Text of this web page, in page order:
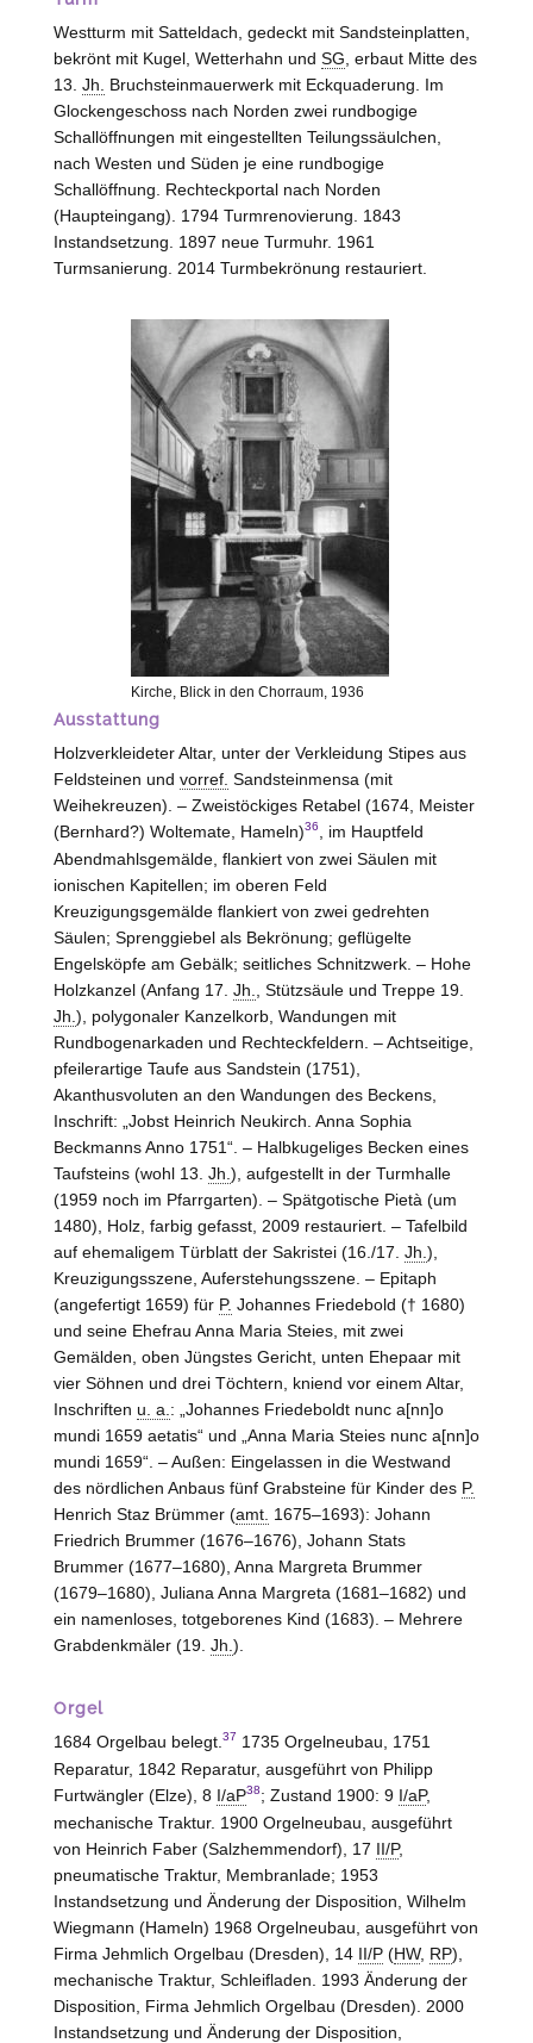
Westturm mit Satteldach, gedeckt mit Sandsteinplatten,
bekrönt mit Kugel, Wetterhahn und SG , erbaut Mitte des
13. Jh.
Bruchsteinmauerwerk mit Eckquaderung. Im
Glockengeschoss nach Norden zwei rundbogige
Schallöffnungen mit eingestellten Teilungssäulchen,
nach Westen und Süden je eine rundbogige
Schallöffnung. Rechteckportal nach Norden
(Haupteingang). 1794 Turmrenovierung. 1843
Instandsetzung. 1897 neue Turmuhr. 1961
Turmsanierung. 2014 Turmbekrönung restauriert.
Kirche, Blick in den Chorraum, 1936
Ausstattung
Holzverkleideter Altar, unter der Verkleidung Stipes aus
Feldsteinen und vorref. Sandsteinmensa (mit
Weihekreuzen). – Zweistöckiges Retabel (1674, Meister
(Bernhard?) Woltemate, Hameln)36
, im Hauptfeld
Abendmahlsgemälde, flankiert von zwei Säulen mit
ionischen Kapitellen; im oberen Feld
Kreuzigungsgemälde flankiert von zwei gedrehten
Säulen; Sprenggiebel als Bekrönung; geflügelte
Engelsköpfe am Gebälk; seitliches Schnitzwerk. – Hohe
Holzkanzel (Anfang 17. Jh.
, Stützsäule und Treppe 19.
Jh. ), polygonaler Kanzelkorb, Wandungen mit
Rundbogenarkaden und Rechteckfeldern. – Achtseitige,
pfeilerartige Taufe aus Sandstein (1751),
Akanthusvoluten an den Wandungen des Beckens,
Inschrift: „Jobst Heinrich Neukirch. Anna Sophia
Beckmanns Anno 1751“. – Halbkugeliges Becken eines
Taufsteins (wohl 13. Jh. ), aufgestellt in der Turmhalle
(1959 noch im Pfarrgarten). – Spätgotische Pietà (um
1480), Holz, farbig gefasst, 2009 restauriert. – Tafelbild
auf ehemaligem Türblatt der Sakristei (16./17. Jh. ),
Kreuzigungsszene, Auferstehungsszene. – Epitaph
(angefertigt 1659) für P. Johannes Friedebold († 1680)
und seine Ehefrau Anna Maria Steies, mit zwei
Gemälden, oben Jüngstes Gericht, unten Ehepaar mit
vier Söhnen und drei Töchtern, kniend vor einem Altar,
Inschriften u. a. : „Johannes Friedeboldt nunc a[nn]o
mundi 1659 aetatis“ und „Anna Maria Steies nunc a[nn]o
mundi 1659“. – Außen: Eingelassen in die Westwand
des nördlichen Anbaus fünf Grabsteine für Kinder des P.
Henrich Staz Brümmer (amt. 1675–1693): Johann
Friedrich Brummer (1676–1676), Johann Stats
Brummer (1677–1680), Anna Margreta Brummer
(1679–1680), Juliana Anna Margreta (1681–1682) und
ein namenloses, totgeborenes Kind (1683). – Mehrere
Grabdenkmäler (19. Jh. ).
Orgel
1684 Orgelbau belegt. 37 1735 Orgelneubau, 1751
Reparatur, 1842 Reparatur, ausgeführt von Philipp
Furtwängler (Elze) , 8 I/aP38; Zustand 1900: 9 I/aP,
mechanische Traktur. 1900 Orgelneubau, ausgeführt
von Heinrich Faber (Salzhemmendorf) , 17 II/P,
pneumatische Traktur, Membranlade; 1953
Instandsetzung und Änderung der Disposition, Wilhelm
Wiegmann (Hameln) 1968 Orgelneubau, ausgeführt von
Firma Jehmlich Orgelbau (Dresden), 14 II/P(HW, RP),
mechanische Traktur, Schleifladen. 1993 Änderung der
Disposition, Firma Jehmlich Orgelbau (Dresden). 2000
Instandsetzung und Änderung der Disposition,